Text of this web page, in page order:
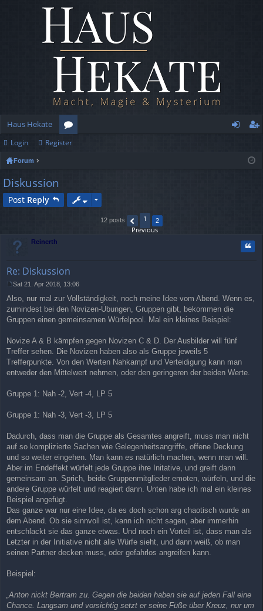
Haus Hekate
or
ist
Login Register
Forum
Diskussion
Post Reply
12 posts
Previous
1 2
Reinerth
Re: Diskussion
o
s
t
Sat 21. Apr 2018, 13:06
Also, nur mal zur Vollständigkeit, noch meine Idee vom Abend. Wenn es,
zumindest bei den Novizen-Übungen, Gruppen gibt, bekommen die
Gruppen einen gemeinsamen Würfelpool. Mal ein kleines Beispiel:
Novize A & B kämpfen gegen Novizen C & D. Der Ausbilder will fünf
Treffer sehen. Die Novizen haben also als Gruppe jeweils 5
Trefferpunkte. Von den Werten Nahkampf und Verteidigung kann man
entweder den Mittelwert nehmen, oder den geringeren der beiden Werte.
Gruppe 1: Nah -2, Vert -4, LP 5
Gruppe 1: Nah -3, Vert -3, LP 5
Dadurch, dass man die Gruppe als Gesamtes angreift, muss man nicht
auf so komplizierte Sachen wie Gelegenheitsangriffe, offene Deckung
und so weiter eingehen. Man kann es natürlich machen, wenn man will.
Aber im Endeffekt würfelt jede Gruppe ihre Initative, und greift dann
gemeinsam an. Sprich, beide Gruppenmitglieder emoten, würfeln, und die
andere Gruppe würfelt und reagiert dann. Unten habe ich mal ein kleines
Beispiel angefügt.
Das ganze war nur eine Idee, da es doch schon arg chaotisch wurde an
dem Abend. Ob sie sinnvoll ist, kann ich nicht sagen, aber immerhin
entschlackt sie das ganze etwas. Und noch ein Vorteil ist, dass man als
Letzter in der Initiative nicht alle Würfe sieht, und dann weiß, ob man
seinen Partner decken muss, oder gefahrlos angreifen kann.
Beispiel:
„Anton nickt Bertram zu. Gegen die beiden haben sie auf jeden Fall eine
Chance. Langsam und vorsichtig setzt er seine Füße über Kreuz, nur um